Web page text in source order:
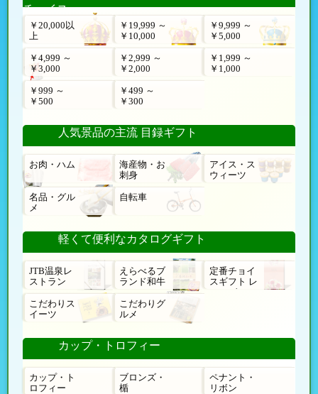
チョイス
￥20,000以
上
￥19,999 ～
￥10,000
￥9,999 ～
￥5,000
￥4,999 ～
￥3,000
￥2,999 ～
￥2,000
￥1,999 ～
￥1,000
￥999 ～
￥500
￥499 ～
￥300
人気景品の主流 目録ギフト
お肉・ハム
海産物・お
刺身
アイス・ス
ウィーツ
名品・グル
メ
自転車
軽くて便利なカタログギフト
JTB温泉レ
ストラン
えらべるブ
ランド和牛
定番チョイ
スギフト レ
ローゼ
こだわりス
イーツ
こだわりグ
ルメ
カップ・トロフィー
カップ・ト
ロフィー
ブロンズ・
楯
ペナント・
リボン